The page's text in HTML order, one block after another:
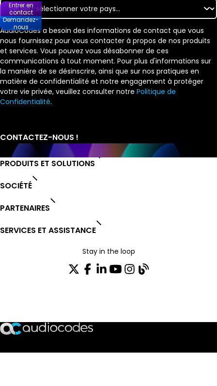
AudioCodes a besoin des informations de contact que vous
nous fournissez pour vous contacter à propos de nos produits
et services. Vous pouvez vous désabonner de ces
communications à tout moment. Pour plus d'informations sur
la manière de se désinscrire, ainsi que sur nos pratiques en
matière de confidentialité et notre engagement à protéger
votre vie privée, veuillez consulter notre Politique de
Confidentialité.
PRODUITS ET SOLUTIONS
SOCIÉTÉ
PARTENAIRES
SERVICES ET ASSISTANCE
Stay in the loop
Entrer en
contact
Demandez-
nous